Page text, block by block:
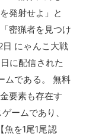
発射せよ」と
密猟者を見つけ
にゃんこ大戦
に配信された
ムである。 無料
要素も存在す
ームであり、
を1尾1尾認